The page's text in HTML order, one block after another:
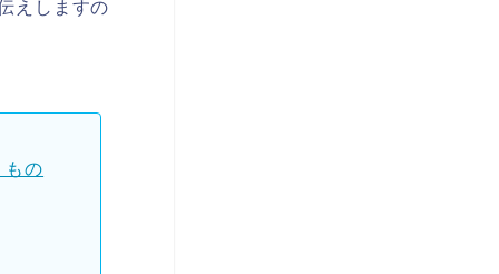
えしますの
もの